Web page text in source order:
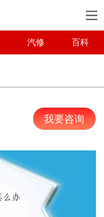
汽修 百科
我要咨询